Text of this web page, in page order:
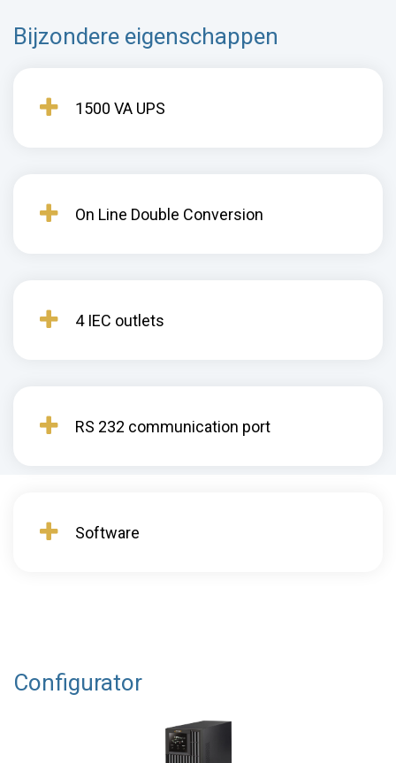
Bijzondere eigenschappen
1500 VA UPS
On Line Double Conversion
4 IEC outlets
RS 232 communication port
Software
Configurator